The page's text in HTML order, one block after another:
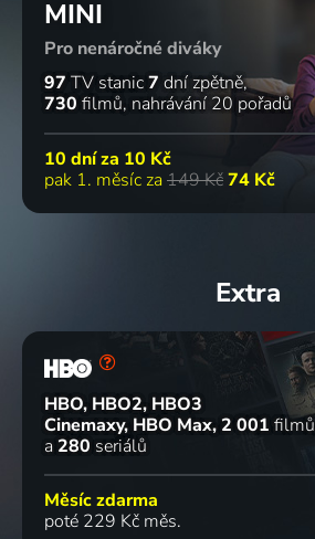
MINI
Pro nenáročné diváky
97 TV stanic7 dní zpětně
730 filmů nahrávání 20 pořadů
10 dní za 10 Kč
pak 1. měsíc za 149 Kč74 Kč
Extra
HBO, HBO2, HBO3
Cinemaxy, HBO Max 2 001 filmů
a 280 seriálů
Měsíc zdarma
poté 229 Kč měs.